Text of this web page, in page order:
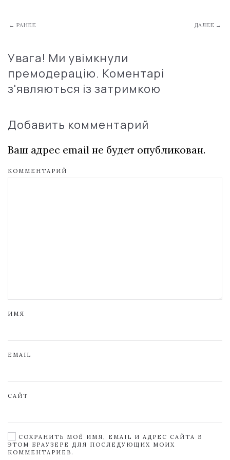
← РАНЕЕ ДАЛЕЕ →
Увага! Ми увімкнули
премодерацію. Коментарі
з'являються із затримкою
Добавить комментарий
Ваш адрес email не будет опубликован.
КОММЕНТАРИЙ
ИМЯ
EMAIL
САЙТ
СОХРАНИТЬ МОЁ ИМЯ, EMAIL И АДРЕС САЙТА В
ЭТОМ БРАУЗЕРЕ ДЛЯ ПОСЛЕДУЮЩИХ МОИХ
КОММЕНТАРИЕВ.